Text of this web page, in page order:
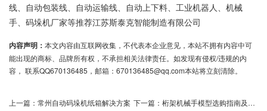
线、自动包装线、自动运输线、自动上下料、工业机器人、机械
手、码垛机厂家等推荐江苏斯泰克智能制造有限公司
内容声明： 本文内容由互联网收集，不代表本企业意见，本站不拥有内容中可
能出现的商标、品牌所有权，不承担相关法律责任。如发现有侵权/违规的内
容， 联系QQ670136485，邮箱：670136485@qq.com本站将立刻清除。
上一篇： 常州自动码垛机纸箱解决方案 下一篇： 桁架机械手模型选购指南及使用效果分析